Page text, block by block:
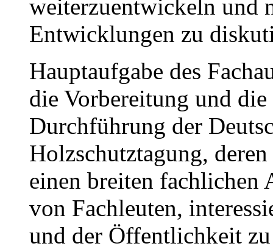
weiterzuentwickeln und
Entwicklungen zu
Hauptaufgabe des
die Vorbereitung und die
Durchführung der
Holzschutztagung,
einen breiten fachlichen
von Fachleuten,
und der Öffentlichkeit